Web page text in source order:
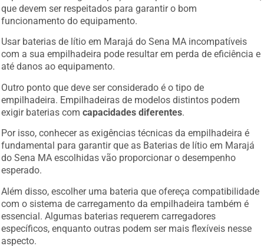
que devem ser respeitados para garantir o bom
funcionamento do equipamento.
Usar baterias de lítio em Marajá do Sena MA incompatíveis
com a sua empilhadeira pode resultar em perda de eficiência e
até danos ao equipamento.
Outro ponto que deve ser considerado é o tipo de
empilhadeira. Empilhadeiras de modelos distintos podem
exigir baterias comcapacidades diferentes.
Por isso, conhecer as exigências técnicas da empilhadeira é
fundamental para garantir que as Baterias de lítio em Marajá
do Sena MA escolhidas vão proporcionar o desempenho
esperado.
Além disso, escolher uma bateria que ofereça compatibilidade
com o sistema de carregamento da empilhadeira também é
essencial. Algumas baterias requerem carregadores
específicos, enquanto outras podem ser mais flexíveis nesse
aspecto.